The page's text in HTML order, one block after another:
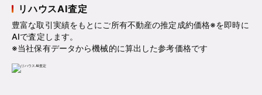
リハウスAI査定
豊富な取引実績をもとにご所有不動産の推定成約価格※を即時に
AIで査定します。
※当社保有データから機械的に算出した参考価格です